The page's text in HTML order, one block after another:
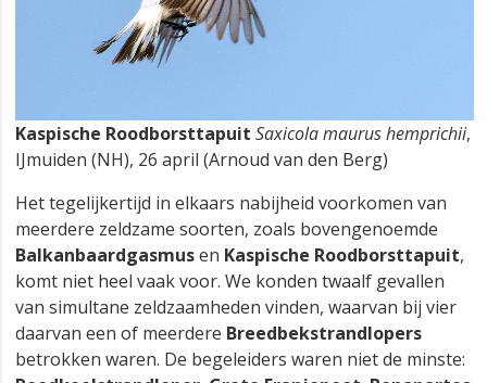
Kaspische Roodborsttapuit Saxicola maurus hemprichii,
IJmuiden (NH), 26 april (Arnoud van den Berg)
Het tegelijkertijd in elkaars nabijheid voorkomen van
meerdere zeldzame soorten, zoals bovengenoemde
Balkanbaardgasmusen Kaspische Roodborsttapuit,
komt niet heel vaak voor. We konden twaalf gevallen
van simultane zeldzaamheden vinden, waarvan bij vier
daarvan een of meerdere Breedbekstrandlopers
betrokken waren. De begeleiders waren niet de minste: